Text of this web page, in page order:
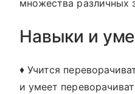
множества различных
Навыки и
♦ Учится
и умеет